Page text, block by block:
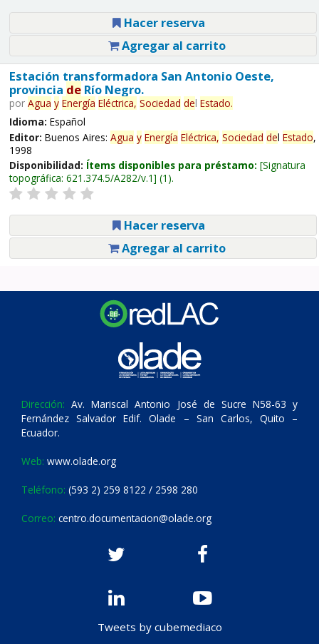
Hacer reserva
Agregar al carrito
Estación transformadora San Antonio Oeste,
provincia deRío Negro.
por Agua y Energía Eléctrica, Sociedad del Estado.
Idioma: Español
Editor: Buenos Aires: Agua y Energía Eléctrica, Sociedad del Estado,
1998
Disponibilidad: Ítems disponibles para préstamo: Signatura
topográfica: 621.374.5/A282/v.1 (1).
Hacer reserva
Agregar al carrito
Dirección: Av. Mariscal Antonio José de Sucre N58-63 y
Fernández Salvador Edif. Olade – San Carlos, Quito –
Ecuador.
Web: www.olade.org
Teléfono: (593 2) 259 8122 / 2598 280
Correo: centro.documentacion@olade.org
Tweets by cubemediaco